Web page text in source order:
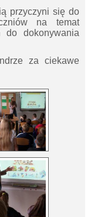
przyczyni się do
na temat
dokonywania
za ciekawe